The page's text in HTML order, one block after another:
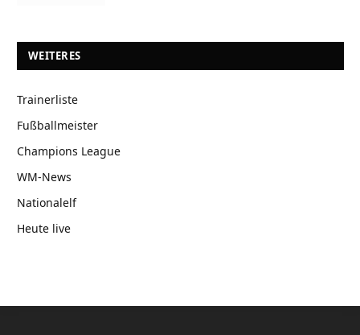
WEITERES
Trainerliste
Fußballmeister
Champions League
WM-News
Nationalelf
Heute live